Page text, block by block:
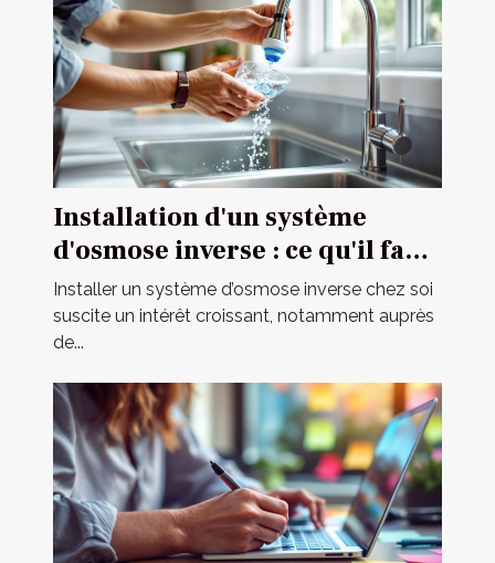
Installation d'un système
d'osmose inverse : ce qu'il faut
savoir
Installer un système d’osmose inverse chez soi
suscite un intérêt croissant, notamment auprès
de...